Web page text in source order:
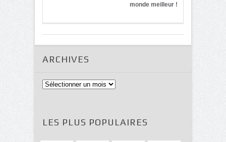
monde meilleur !
ARCHIVES
Archives
LES PLUS POPULAIRES